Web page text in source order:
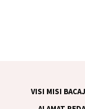
VISI MISI